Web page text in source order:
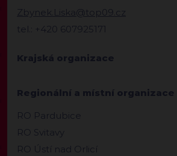
Zbynek.Liska@top09.cz
tel.: +420 607925171
Krajská organizace
Regionální a místní organizace
RO Pardubice
RO Svitavy
RO Ústí nad Orlicí